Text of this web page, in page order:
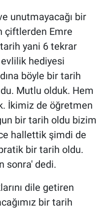
unutmayacağı bir
çiftlerden Emre
yani 6 tekrar
hediyesi
böyle bir tarih
Mutlu olduk. Hem
İkimiz de öğretmen
bir tarih oldu bizim
hallettik şimdi de
bir tarih oldu.
sonra' dedi.
dile getiren
bir tarih